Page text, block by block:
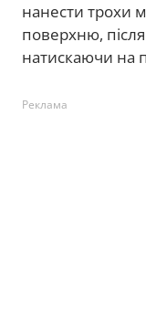
нанести трохи
поверхню,
натискаючи на
Реклама